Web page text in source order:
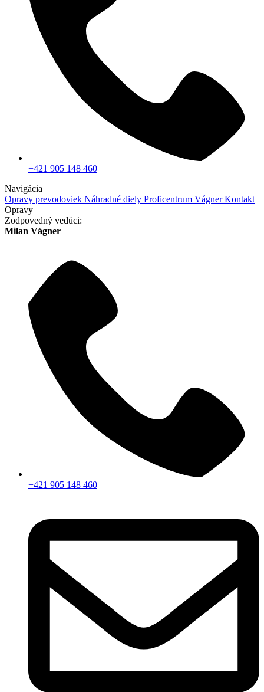
+421 905 148 460
Navigácia
Opravy prevodoviek Náhradné diely Proficentrum VágnerKontakt
Opravy
Zodpovedný vedúci:
Milan Vágner
+421 905 148 460